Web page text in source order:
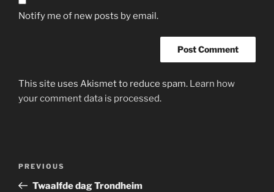
Notify me of new posts by email.
This site uses Akismet to reduce spam. Learn how
your comment data is processed.
Previous
Post
PREVIOUS
Twaalfde dag Trondheim